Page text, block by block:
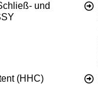
und
(HHC)